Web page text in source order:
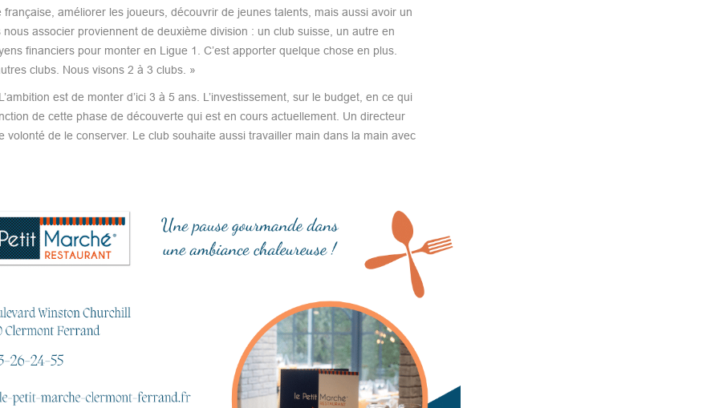
améliorer les joueurs, découvrir de jeunes talents, mais aussi avoir un
associer proviennent de deuxième division : un club suisse, un autre en
financiers pour monter en Ligue 1. C’est apporter quelque chose en plus.
clubs. Nous visons 2 à 3 clubs. »
est de monter d’ici 3 à 5 ans. L’investissement, sur le budget, en ce qui
de cette phase de découverte qui est en cours actuellement. Un directeur
de le conserver. Le club souhaite aussi travailler main dans la main avec